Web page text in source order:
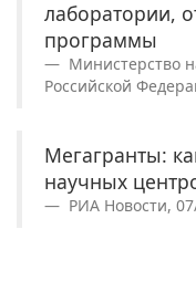
лаборатории,
программы
Министерство
Российской
Мегагранты:
научных
РИА Новости,